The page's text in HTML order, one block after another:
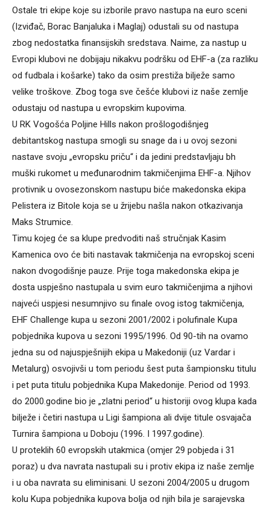
Ostale tri ekipe koje su izborile pravo nastupa na euro sceni
(Izviđač, Borac Banjaluka i Maglaj) odustali su od nastupa
zbog nedostatka finansijskih sredstava. Naime, za nastup u
Evropi klubovi ne dobijaju nikakvu podršku od EHF-a (za razliku
od fudbala i košarke) tako da osim prestiža bilježe samo
velike troškove. Zbog toga sve češće klubovi iz naše zemlje
odustaju od nastupa u evropskim kupovima.
U RK Vogošća Poljine Hills nakon prošlogodišnjeg
debitantskog nastupa smogli su snage da i u ovoj sezoni
nastave svoju „evropsku priču“ i da jedini predstavljaju bh
muški rukomet u međunarodnim takmičenjima EHF-a. Njihov
protivnik u ovosezonskom nastupu biće makedonska ekipa
Pelistera iz Bitole koja se u žrijebu našla nakon otkazivanja
Maks Strumice.
Timu kojeg će sa klupe predvoditi naš stručnjak Kasim
Kamenica ovo će biti nastavak takmičenja na evropskoj sceni
nakon dvogodišnje pauze. Prije toga makedonska ekipa je
dosta uspješno nastupala u svim euro takmičenjima a njihovi
najveći uspjesi nesumnjivo su finale ovog istog takmičenja,
EHF Challenge kupa u sezoni 2001/2002 i polufinale Kupa
pobjednika kupova u sezoni 1995/1996. Od 90-tih na ovamo
jedna su od najuspješnijih ekipa u Makedoniji (uz Vardar i
Metalurg) osvojivši u tom periodu šest puta šampionsku titulu
i pet puta titulu pobjednika Kupa Makedonije. Period od 1993.
do 2000.godine bio je „zlatni period“ u historiji ovog klupa kada
bilježe i četiri nastupa u Ligi šampiona ali dvije titule osvajača
Turnira šampiona u Doboju (1996. I 1997.godine).
U proteklih 60 evropskih utakmica (omjer 29 pobjeda i 31
poraz) u dva navrata nastupali su i protiv ekipa iz naše zemlje
i u oba navrata su eliminisani. U sezoni 2004/2005 u drugom
kolu Kupa pobjednika kupova bolja od njih bila je sarajevska